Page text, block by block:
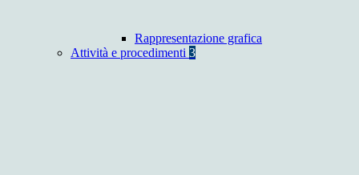
Rappresentazione grafica
Attività e procedimenti 3